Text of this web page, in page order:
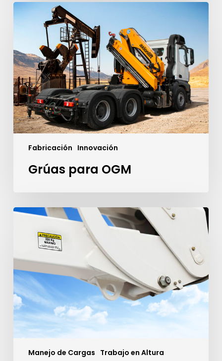
Fabricación Innovación
Grúas
Grúas para OGM
Manejo de Cargas Trabajo en Altura
Izar
elevadores,
posible